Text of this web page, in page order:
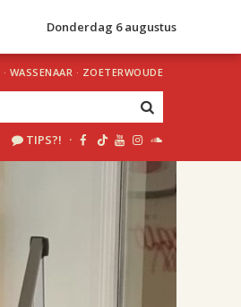
Donderdag 6 augustus
· WASSENAAR · ZOETERWOUDE
TIPS?! ·
uur 1 van 2
Volgend uur